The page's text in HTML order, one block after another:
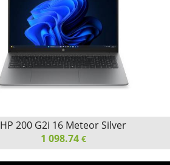
Добави
HP 200 G2i 16 Meteor Silver
1 098.74 €